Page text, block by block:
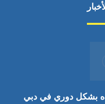
بشكل دوري في دبي